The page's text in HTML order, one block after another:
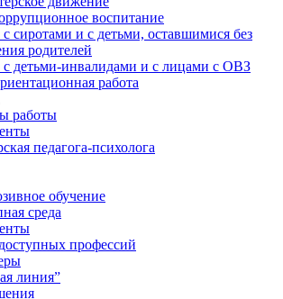
воспитание
с сиротами и с детьми, оставшимися без
родителей
с детьми-инвалидами и с лицами с ОВЗ
работа
работы
педагога-психолога
обучение
среда
профессий
линия”